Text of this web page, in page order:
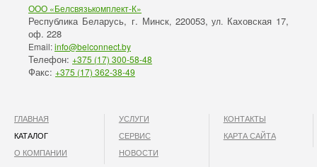
ООО «Белсвязькомплект-К»
Республика Беларусь, г. Минск, 220053, ул. Каховская 17,
оф. 228
Email:info@belconnect.by
Телефон: +375 (17) 300-58-48
Факс: +375 (17) 362-38-49
ГЛАВНАЯ
КАТАЛОГ
О КОМПАНИИ
УСЛУГИ
СЕРВИС
НОВОСТИ
КОНТАКТЫ
КАРТА САЙТА